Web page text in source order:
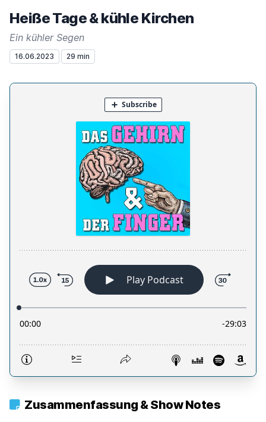
Heiße Tage & kühle Kirchen
Ein kühler Segen
16.06.2023 29 min
Zusammenfassung & Show Notes